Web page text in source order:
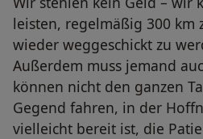
leisten, regelmäßig 300 km
wieder weggeschickt zu
Außerdem muss jemand
können nicht den ganzen
Gegend fahren, in der
vielleicht bereit ist, die